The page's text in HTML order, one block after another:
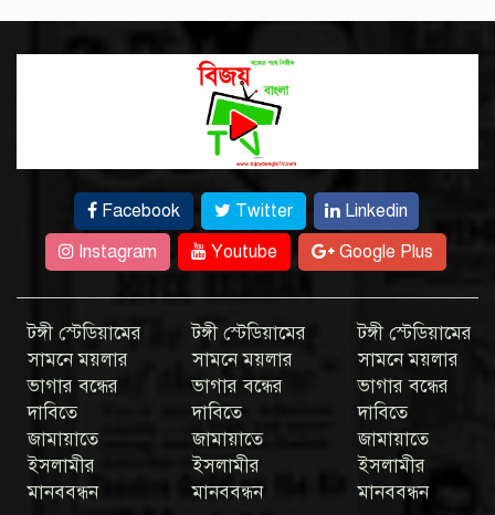
Facebook Twitter
Linkedin
Instagram
Youtube Google Plus
টঙ্গী স্টেডিয়ামের
সামনে ময়লার
ভাগার বন্ধের
দাবিতে
জামায়াতে
ইসলামীর
মানববন্ধন
টঙ্গী স্টেডিয়ামের
সামনে ময়লার
ভাগার বন্ধের
দাবিতে
জামায়াতে
ইসলামীর
মানববন্ধন
টঙ্গী স্টেডিয়ামের
সামনে ময়লার
ভাগার বন্ধের
দাবিতে
জামায়াতে
ইসলামীর
মানববন্ধন